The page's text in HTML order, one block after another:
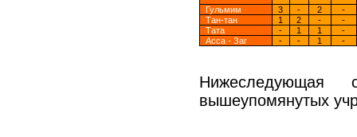
Гульмим 3 - 2
-
Тан-тан
1 2 -
-
Тата
- 1 1
-
Асса - Заг
- - 1 -
Нижеследующая
вышеупомянутых